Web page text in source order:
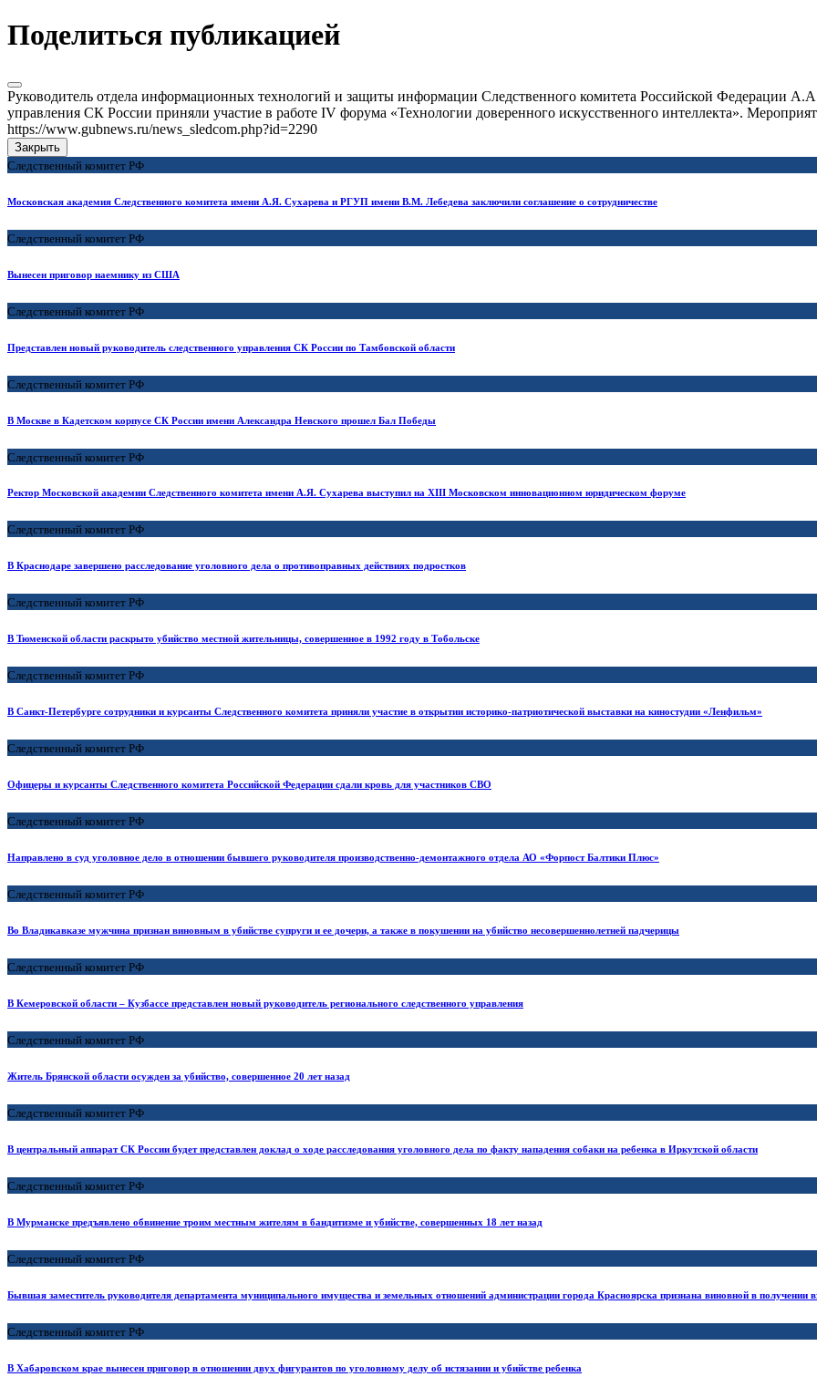
Поделиться публикацией
Руководитель отдела информационных технологий и защиты информации Следственного комитета Российской Федерации
управления СК России приняли участие в работе IV форума «Технологии доверенного искусственного интеллекта».
https://www.gubnews.ru/news_sledcom.php?id=2290
Закрыть
Следственный комитет РФ
Московская академия Следственного комитета имени А.Я. Сухарева и РГУП имени В.М. Лебедева заключили соглашение о сотрудничестве
Следственный комитет РФ
Вынесен приговор наемнику из США
Следственный комитет РФ
Представлен новый руководитель следственного управления СК России по Тамбовской области
Следственный комитет РФ
В Москве в Кадетском корпусе СК России имени Александра Невского прошел Бал Победы
Следственный комитет РФ
Ректор Московской академии Следственного комитета имени А.Я. Сухарева выступил на XIII Московском инновационном юридическом форуме
Следственный комитет РФ
В Краснодаре завершено расследование уголовного дела о противоправных действиях подростков
Следственный комитет РФ
В Тюменской области раскрыто убийство местной жительницы, совершенное в 1992 году в Тобольске
Следственный комитет РФ
В Санкт-Петербурге сотрудники и курсанты Следственного комитета приняли участие в открытии историко-патриотической выставки на киностудии «Ленфильм»
Следственный комитет РФ
Офицеры и курсанты Следственного комитета Российской Федерации сдали кровь для участников СВО
Следственный комитет РФ
Направлено в суд уголовное дело в отношении бывшего руководителя производственно-демонтажного отдела АО «Форпост Балтики Плюс»
Следственный комитет РФ
Во Владикавказе мужчина признан виновным в убийстве супруги и ее дочери, а также в покушении на убийство несовершеннолетней падчерицы
Следственный комитет РФ
В Кемеровской области – Кузбассе представлен новый руководитель регионального следственного управления
Следственный комитет РФ
Житель Брянской области осужден за убийство, совершенное 20 лет назад
Следственный комитет РФ
В центральный аппарат СК России будет представлен доклад о ходе расследования уголовного дела по факту нападения собаки на ребенка в Иркутской области
Следственный комитет РФ
В Мурманске предъявлено обвинение троим местным жителям в бандитизме и убийстве, совершенных 18 лет назад
Следственный комитет РФ
Бывшая заместитель руководителя департамента муниципального имущества и земельных отношений администрации города Красноярска признана виновной в получении
Следственный комитет РФ
В Хабаровском крае вынесен приговор в отношении двух фигурантов по уголовному делу об истязании и убийстве ребенка